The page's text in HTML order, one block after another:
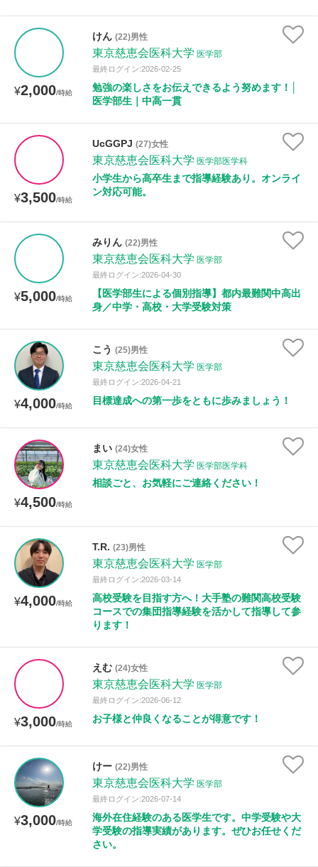
¥2,000/時給
けん (22)男性
東京慈恵会医科大学 医学部
最終ログイン:2026-02-25
勉強の楽しさをお伝えできるよう努めます！│
医学部生｜中高一貫
¥3,500/時給
UcGGPJ (27)女性
東京慈恵会医科大学 医学部医学科
小学生から高卒生まで指導経験あり。オンライ
ン対応可能。
¥5,000/時給
みりん (22)男性
東京慈恵会医科大学 医学部
最終ログイン:2026-04-30
【医学部生による個別指導】都内最難関中高出
身／中学・高校・大学受験対策
¥4,000/時給
こう (25)男性
東京慈恵会医科大学 医学部
最終ログイン:2026-04-21
目標達成への第一歩をともに歩みましょう！
¥4,500/時給
まい (24)女性
東京慈恵会医科大学 医学部医学科
相談ごと、お気軽にご連絡ください！
¥4,000/時給
T.R. (23)男性
東京慈恵会医科大学 医学部
最終ログイン:2026-03-14
高校受験を目指す方へ！大手塾の難関高校受験
コースでの集団指導経験を活かして指導して参
ります！
¥3,000/時給
えむ (24)女性
東京慈恵会医科大学 医学部
最終ログイン:2026-06-12
お子様と仲良くなることが得意です！
¥3,000/時給
けー (22)男性
東京慈恵会医科大学 医学部
最終ログイン:2026-07-14
海外在住経験のある医学生です。中学受験や大
学受験の指導実績があります。ぜひお任せくだ
さい。